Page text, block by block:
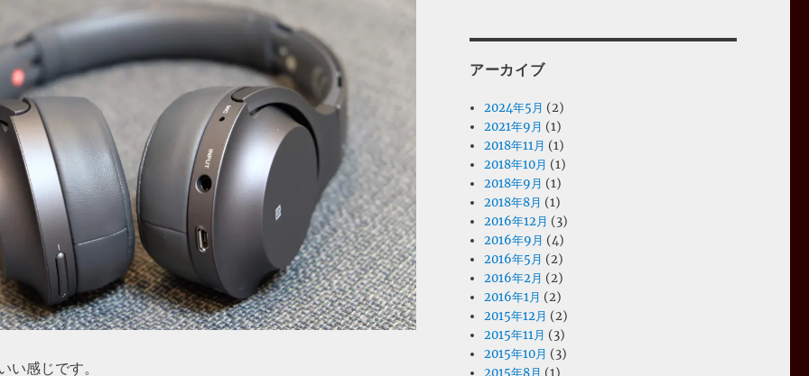
い感じです。
アーカイブ
2024年5月 (2)
2021年9月 (1)
2018年11月 (1)
2018年10月 (1)
2018年9月 (1)
2018年8月 (1)
2016年12月 (3)
2016年9月 (4)
2016年5月 (2)
2016年2月 (2)
2016年1月 (2)
2015年12月 (2)
2015年11月 (3)
2015年10月 (3)
2015年8月 (1)